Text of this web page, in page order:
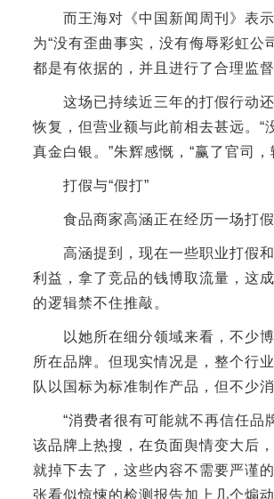
而王海对《中国新闻周刊》表示
为“没有歪曲事实，没有侮辱彩虹公
都是有依据的，并且进行了合理监督
这场已持续近三年的打假行动还
恢复，但营业额与此前相去甚远。
真金白银。”朱辉感慨，“赢了官司，
打假与“假打”
食品商家高涵正在经历一场打假
高涵提到，现在一些职业打假和
利益，拿了竞品的钱博取流量，这
的逻辑禁不住推敲。
以她所在细分领域来看，不少博
所在品牌。但现实情况是，整个行
队以国标为标准制作产品，但不少
“消费者很有可能就不再信任品
该品牌上热搜，在负面舆情变大后
就掉下去了，这些内容不需要严谨
张看似惊悚的检测报告加上几个煽